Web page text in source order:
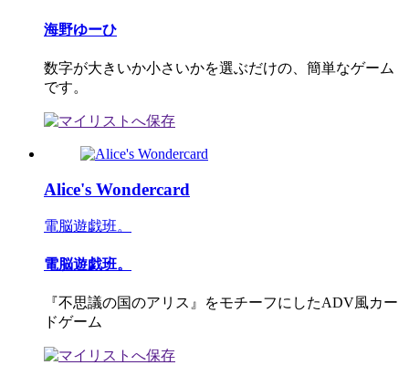
海野ゆーひ
数字が大きいか小さいかを選ぶだけの、簡単なゲーム
です。
Alice's Wondercard
電脳遊戯班。
電脳遊戯班。
『不思議の国のアリス』をモチーフにしたADV風カー
ドゲーム